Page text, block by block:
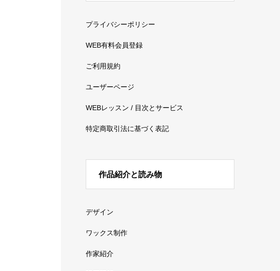
プライバシーポリシー
WEB有料会員登録
ご利用規約
ユーザーページ
WEBレッスン / 目次とサービス
特定商取引法に基づく表記
作品紹介と読み物
デザイン
ワックス制作
作家紹介